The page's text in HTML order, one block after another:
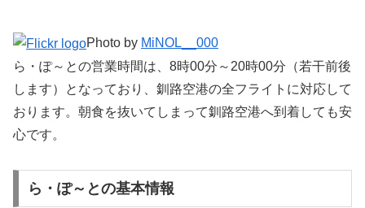
Photo by MiNOL__000
ら・ぽ～との営業時間は、8時00分～20時00分（若干前後
します）となっており、釧路空港の全フライトに対応して
おります。朝食を抜いてしまって釧路空港へ到着しても安
心です。
ら・ぽ～との基本情報